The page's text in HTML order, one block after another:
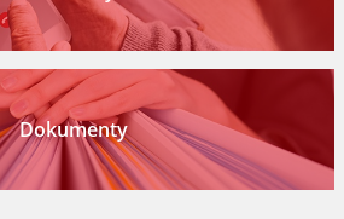
Dokumenty